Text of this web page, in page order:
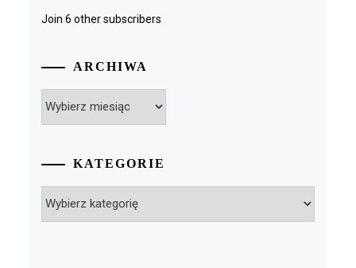
Join 6 other subscribers
ARCHIWA
KATEGORIE